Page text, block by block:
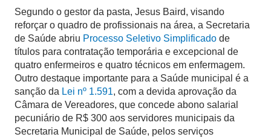
Segundo o gestor da pasta, Jesus Baird, visando
reforçar o quadro de profissionais na área, a Secretaria
de Saúde abriu Processo Seletivo Simplificadode
títulos para contratação temporária e excepcional de
quatro enfermeiros e quatro técnicos em enfermagem.
Outro destaque importante para a Saúde municipal é a
sanção da Lei nº 1.591, com a devida aprovação da
Câmara de Vereadores, que concede abono salarial
pecuniário de R$ 300 aos servidores municipais da
Secretaria Municipal de Saúde, pelos serviços